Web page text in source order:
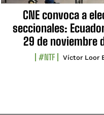
CNE convoca a
seccionales:
29 de noviembre
#NTF Víctor Loor